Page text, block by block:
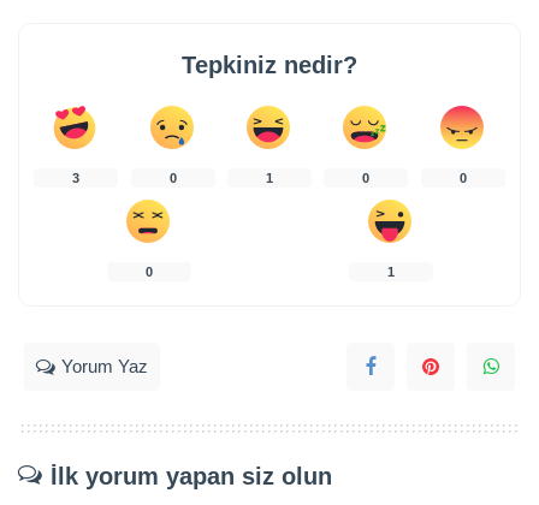
Tepkiniz nedir?
3 0 1 0 0
0 1
Yorum Yaz
İlk yorum yapan siz olun